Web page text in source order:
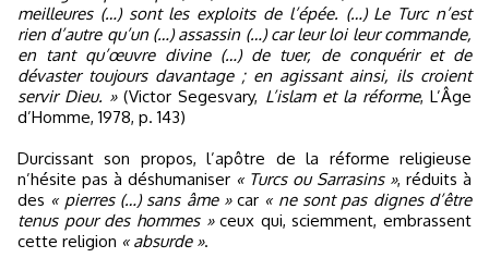
meilleures (…) sont les exploits de l’épée. (…) Le Turc n’est
rien d’autre qu’un (…) assassin (…) car leur loi leur commande,
en tant qu’œuvre divine (…) de tuer, de conquérir et de
dévaster toujours davantage ; en agissant ainsi, ils croient
servir Dieu. »(Victor Segesvary, L’islam et la réforme, L’Âge
d’Homme, 1978, p. 143)
Durcissant son propos, l’apôtre de la réforme religieuse
n’hésite pas à déshumaniser « Turcs ou Sarrasins », réduits à
des « pierres (…) sans âme »car « ne sont pas dignes d’être
tenus pour des hommes »ceux qui, sciemment, embrassent
cette religion « absurde ».